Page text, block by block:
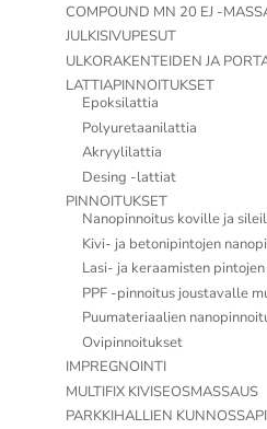
COMPOUND MN 20 EJ -
JULKISIVUPESUT
ULKORAKENTEIDEN JA
LATTIAPINNOITUKSET
Epoksilattia
Polyuretaanilattia
Akryylilattia
Desing -lattiat
PINNOITUKSET
Nanopinnoitus koville ja
Kivi- ja betonipintojen
Lasi- ja keraamisten
PPF -pinnoitus joustavalle
Puumateriaalien
Ovipinnoitukset
IMPREGNOINTI
MULTIFIX KIVISEOSMASSAUS
PARKKIHALLIEN